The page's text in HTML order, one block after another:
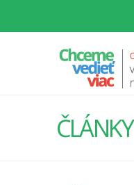
ČLÁNKY